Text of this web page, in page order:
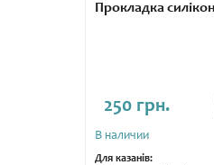
Прокладка
250 грн.
В наличии
Для казанів: